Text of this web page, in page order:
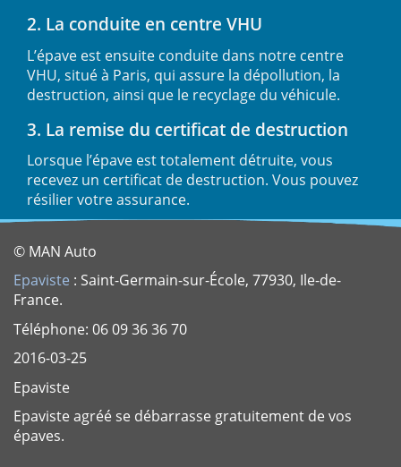
2. La conduite en centre VHU
L’épave est ensuite conduite dans notre centre
VHU, situé à Paris, qui assure la dépollution, la
destruction, ainsi que le recyclage du véhicule.
3. La remise du certificat de destruction
Lorsque l’épave est totalement détruite, vous
recevez un certificat de destruction. Vous pouvez
résilier votre assurance.
© MAN Auto
Epaviste : Saint-Germain-sur-École, 77930, Ile-de-
France.
Téléphone: 06 09 36 36 70
2016-03-25
Epaviste
Epaviste agréé se débarrasse gratuitement de vos
épaves.